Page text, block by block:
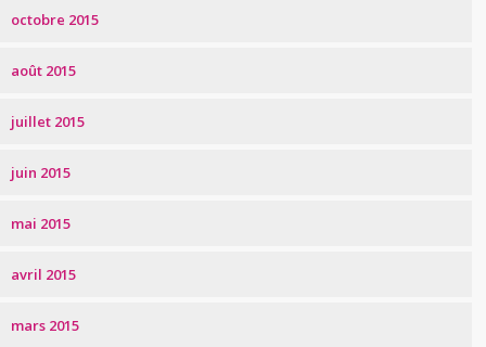
octobre 2015
août 2015
juillet 2015
juin 2015
mai 2015
avril 2015
mars 2015